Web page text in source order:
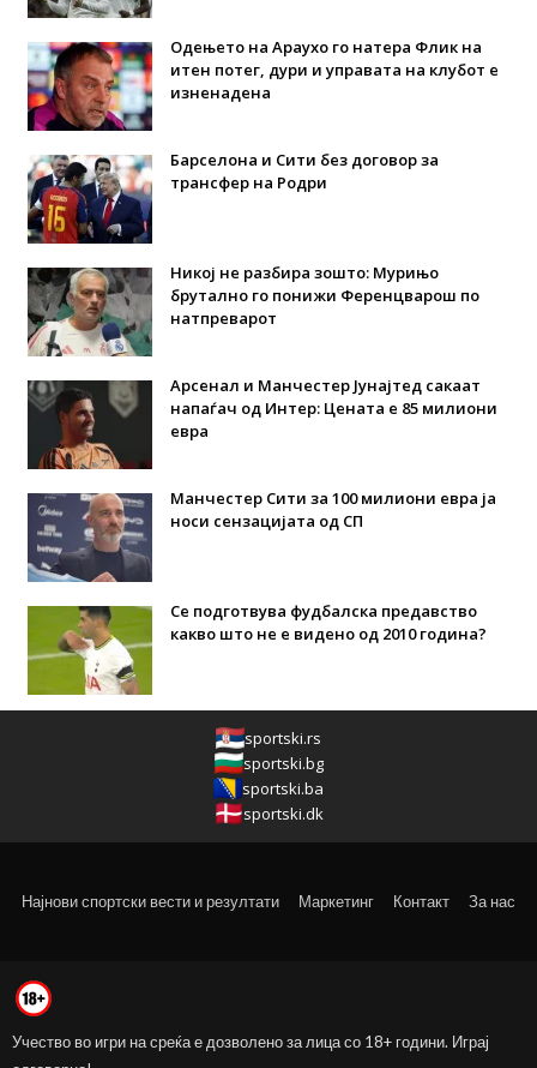
Одењето на Араухо го натера Флик на
итен потег, дури и управата на клубот е
изненадена
Барселона и Сити без договор за
трансфер на Родри
Никој не разбира зошто: Мурињо
брутално го понижи Ференцварош по
натпреварот
Арсенал и Манчестер Јунајтед сакаат
напаѓач од Интер: Цената е 85 милиони
евра
Манчестер Сити за 100 милиони евра ја
носи сензацијата од СП
Се подготвува фудбалска предавство
какво што не е видено од 2010 година?
sportski.rs
sportski.bg
sportski.ba
sportski.dk
Најнови спортски вести и резултати Маркетинг Контакт За нас
Учество во игри на среќа е дозволено за лица со 18+ години. Играј